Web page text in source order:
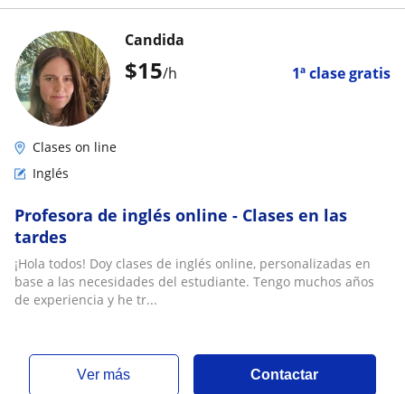
$15/h 1ª clase gratis
Candida
Clases on line
Inglés
Profesora de inglés online - Clases en las
tardes
¡Hola todos! Doy clases de inglés online, personalizadas en
base a las necesidades del estudiante. Tengo muchos años
de experiencia y he tr...
ver más Contactar